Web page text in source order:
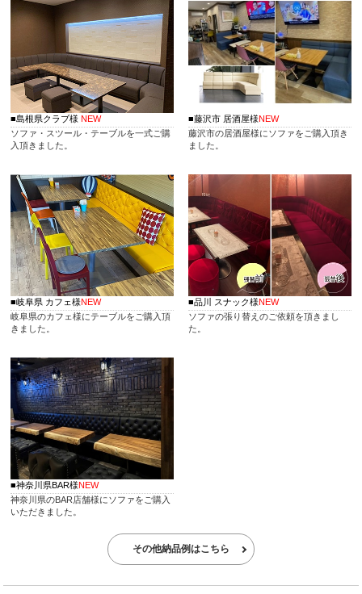
や、自由に配置レイアウトするフロア用ソファ。
カウンター席での椅子の間隔
カウンターで並べる椅子の間隔や最適な高さについて、またカウ
ンターのタイプによる椅子の違いなど。
バーチェア
バーやラウンジにおすすめのチェアをご紹介。脚の長いカウンタ
ーチェアタイプやローカウンター用のチェアがあります。
折りたたみ可能！会議用テーブル
使わないときにはコンパクトに収納したい会議用テーブル。折り
たたみできる会議用テーブルをご紹介いたします。
介護椅子ってどんな椅子？
座りやすさだけではなく立ちやすさや、杖を掛けるフックなど利
用者の気持ちに寄り添った機能の数々をご紹介いたします。
雨ざらしでも大丈夫？ガーデンテーブルの特徴
基本、屋外で使用されるガーデンテーブルですが雨ざらしの状態
飲食店・レストラン用の子供椅子についてご紹介
レストランで使用される子供椅子はどのようなものか、
便利な機能やたくさんのデザインが充実しています。
おしゃれなカフェソファ
カフェにおすすめなソファはこちら。ゆっくりとした時間を過ご
すならソファー席が最適ですね。
ファミレスにおすすのソファ
利用頻度の高いおすすめソファをご紹介。
業務用パラソルの強風対策をご紹介するとともに、風に強いおす
■島根県クラブ様 NEW
ソファ・スツール・テーブルを一式ご購
入頂きました。
■藤沢市 居酒屋様NEW
藤沢市の居酒屋様にソファをご購入頂き
ました。
■岐阜県 カフェ様NEW
岐阜県のカフェ様にテーブルをご購入頂
きました。
■品川 スナック様NEW
ソファの張り替えのご依頼を頂きまし
た。
■神奈川県BAR様NEW
神奈川県のBAR店舗様にソファをご購入
いただきました。
その他納品例はこちら